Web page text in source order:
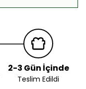
2-3 Gün İçinde
Teslim Edildi